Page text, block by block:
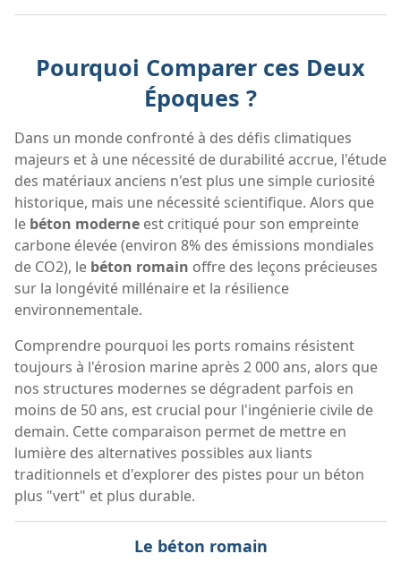
Pourquoi Comparer ces Deux
Époques ?
Dans un monde confronté à des défis climatiques
majeurs et à une nécessité de durabilité accrue, l'étude
des matériaux anciens n'est plus une simple curiosité
historique, mais une nécessité scientifique. Alors que
le béton moderne est critiqué pour son empreinte
carbone élevée (environ 8% des émissions mondiales
de CO2), le béton romain offre des leçons précieuses
sur la longévité millénaire et la résilience
environnementale.
Comprendre pourquoi les ports romains résistent
toujours à l'érosion marine après 2 000 ans, alors que
nos structures modernes se dégradent parfois en
moins de 50 ans, est crucial pour l'ingénierie civile de
demain. Cette comparaison permet de mettre en
lumière des alternatives possibles aux liants
traditionnels et d'explorer des pistes pour un béton
plus "vert" et plus durable.
Le béton romain